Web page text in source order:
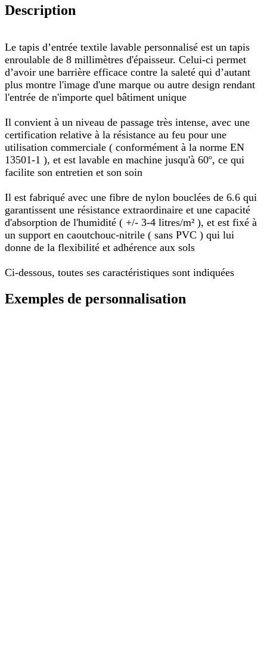
Description
Le tapis d’entrée textile lavable personnalisé est un tapis
enroulable de 8 millimètres d'épaisseur. Celui-ci permet
d’avoir une barrière efficace contre la saleté qui d’autant
plus montre l'image d'une marque ou autre design rendant
l'entrée de n'importe quel bâtiment unique
Il convient à un niveau de passage très intense, avec une
certification relative à la résistance au feu pour une
utilisation commerciale ( conformément à la norme EN
13501-1 ), et est lavable en machine jusqu'à 60º, ce qui
facilite son entretien et son soin
Il est fabriqué avec une fibre de nylon bouclées de 6.6 qui
garantissent une résistance extraordinaire et une capacité
d'absorption de l'humidité ( +/- 3-4 litres/m² ), et est fixé à
un support en caoutchouc-nitrile ( sans PVC ) qui lui
donne de la flexibilité et adhérence aux sols
Ci-dessous, toutes ses caractéristiques sont indiquées​
Exemples de personnalisation